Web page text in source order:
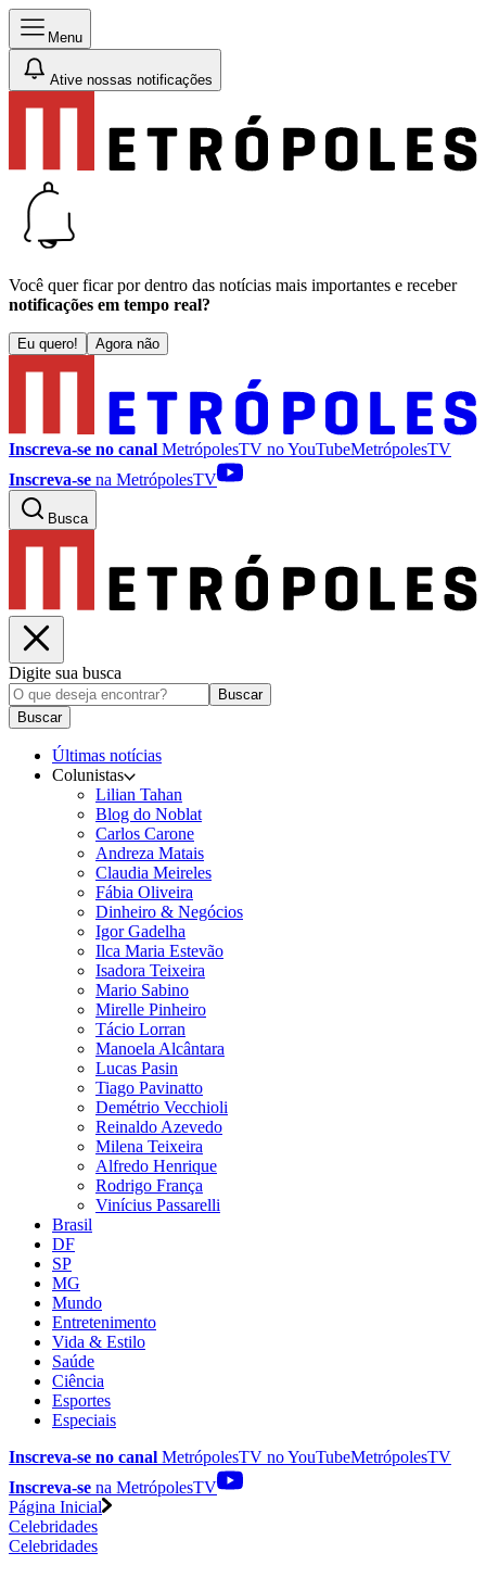
Menu
Ative nossas notificações
Você quer ficar por dentro das notícias mais importantes e receber
notificações em tempo real?
Eu quero! Agora não
Inscreva-se no canal MetrópolesTV noYouTubeMetrópolesTV
Inscreva-se na MetrópolesTV
Busca
Digite sua busca
Buscar
Buscar
Últimas notícias
Colunistas
Lilian Tahan
Blog do Noblat
Carlos Carone
Andreza Matais
Claudia Meireles
Fábia Oliveira
Dinheiro & Negócios
Igor Gadelha
Ilca Maria Estevão
Isadora Teixeira
Mario Sabino
Mirelle Pinheiro
Tácio Lorran
Manoela Alcântara
Lucas Pasin
Tiago Pavinatto
Demétrio Vecchioli
Reinaldo Azevedo
Milena Teixeira
Alfredo Henrique
Rodrigo França
Vinícius Passarelli
Brasil
DF
SP
MG
Mundo
Entretenimento
Vida & Estilo
Saúde
Ciência
Esportes
Especiais
Inscreva-se no canal MetrópolesTV noYouTubeMetrópolesTV
Inscreva-se na MetrópolesTV
Página Inicial
Celebridades
Celebridades